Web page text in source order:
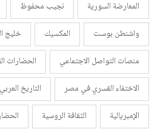
المعارضة السورية
نجيب محفوظ
واشنطن بوست
المكسيك
خليج
منصات التواصل الاجتماعي
الحضارات
الاختفاء القسري في مصر
التاريخ العربي
الإمبريالية
الثقافة الروسية